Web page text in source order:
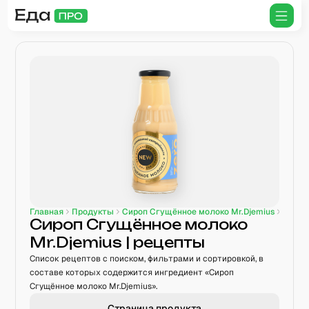
Главная Продукты Сироп Сгущённое молоко Mr.Djemius
Сироп Сгущённое молоко
Mr.Djemius | рецепты
Список рецептов с поиском, фильтрами и сортировкой, в
составе которых содержится ингредиент «Сироп
Сгущённое молоко Mr.Djemius».